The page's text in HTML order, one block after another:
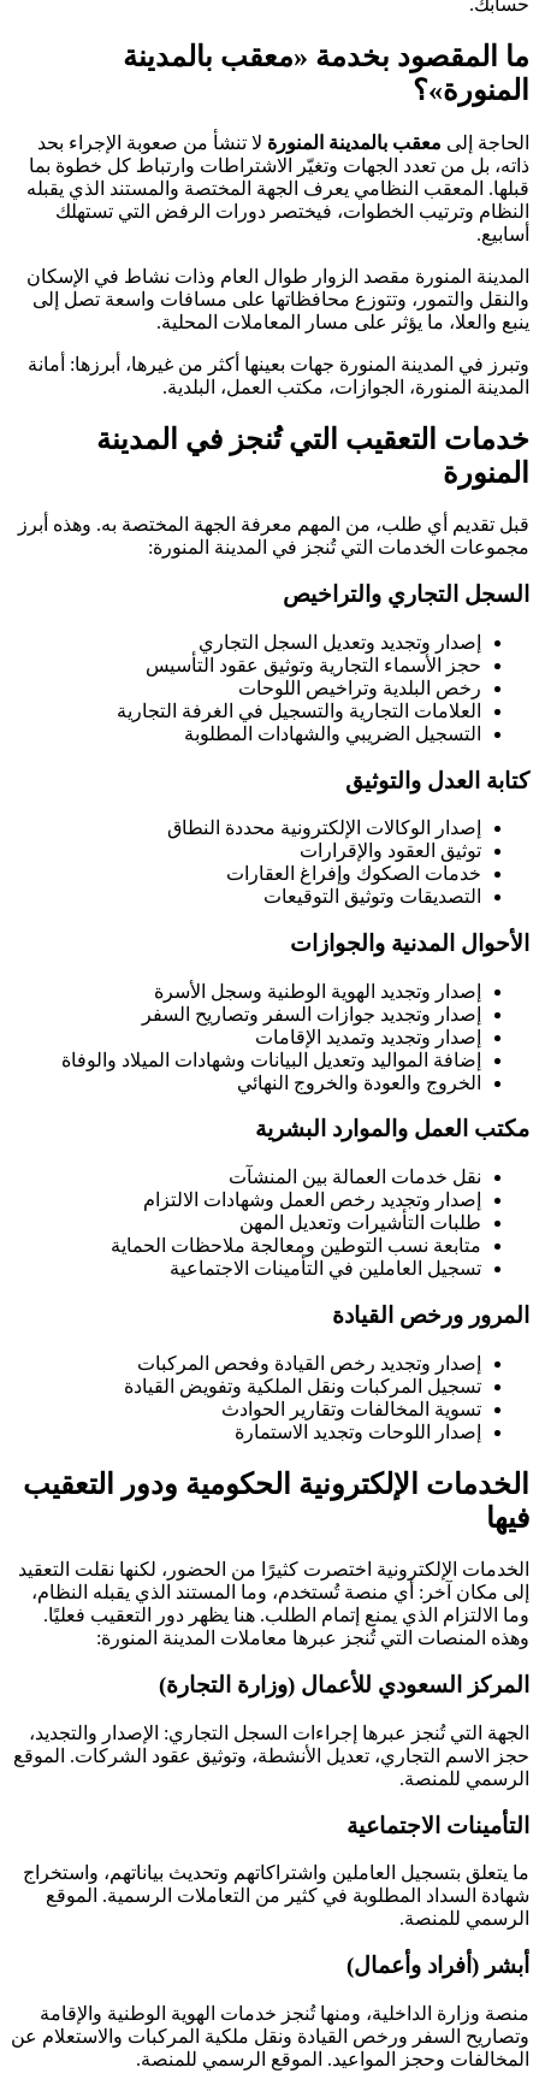
ما المقصود بخدمة «معقب بالمدينة
المنورة»؟
الحاجة إلى معقب بالمدينة المنورة لا تنشأ من صعوبة الإجراء بحد
ذاته، بل من تعدد الجهات وتغيّر الاشتراطات وارتباط كل خطوة بما
قبلها. المعقب النظامي يعرف الجهة المختصة والمستند الذي يقبله
النظام وترتيب الخطوات، فيختصر دورات الرفض التي تستهلك
أسابيع.
المدينة المنورة مقصد الزوار طوال العام وذات نشاط في الإسكان
والنقل والتمور، وتتوزع محافظاتها على مسافات واسعة تصل إلى
ينبع والعلا، ما يؤثر على مسار المعاملات المحلية.
وتبرز في المدينة المنورة جهات بعينها أكثر من غيرها، أبرزها: أمانة
المدينة المنورة، الجوازات، مكتب العمل، البلدية.
خدمات التعقيب التي تُنجز في المدينة
المنورة
قبل تقديم أي طلب، من المهم معرفة الجهة المختصة به. وهذه أبرز
مجموعات الخدمات التي تُنجز في المدينة المنورة:
السجل التجاري والتراخيص
إصدار وتجديد وتعديل السجل التجاري
حجز الأسماء التجارية وتوثيق عقود التأسيس
رخص البلدية وتراخيص اللوحات
العلامات التجارية والتسجيل في الغرفة التجارية
التسجيل الضريبي والشهادات المطلوبة
كتابة العدل والتوثيق
إصدار الوكالات الإلكترونية محددة النطاق
توثيق العقود والإقرارات
خدمات الصكوك وإفراغ العقارات
التصديقات وتوثيق التوقيعات
الأحوال المدنية والجوازات
إصدار وتجديد الهوية الوطنية وسجل الأسرة
إصدار وتجديد جوازات السفر وتصاريح السفر
إصدار وتجديد وتمديد الإقامات
إضافة المواليد وتعديل البيانات وشهادات الميلاد والوفاة
الخروج والعودة والخروج النهائي
مكتب العمل والموارد البشرية
نقل خدمات العمالة بين المنشآت
إصدار وتجديد رخص العمل وشهادات الالتزام
طلبات التأشيرات وتعديل المهن
متابعة نسب التوطين ومعالجة ملاحظات الحماية
تسجيل العاملين في التأمينات الاجتماعية
المرور ورخص القيادة
إصدار وتجديد رخص القيادة وفحص المركبات
تسجيل المركبات ونقل الملكية وتفويض القيادة
تسوية المخالفات وتقارير الحوادث
إصدار اللوحات وتجديد الاستمارة
الخدمات الإلكترونية الحكومية ودور التعقيب
فيها
الخدمات الإلكترونية اختصرت كثيرًا من الحضور، لكنها نقلت التعقيد
إلى مكان آخر: أي منصة تُستخدم، وما المستند الذي يقبله النظام،
وما الالتزام الذي يمنع إتمام الطلب. هنا يظهر دور التعقيب فعليًا.
وهذه المنصات التي تُنجز عبرها معاملات المدينة المنورة:
المركز السعودي للأعمال (وزارة التجارة)
الجهة التي تُنجز عبرها إجراءات السجل التجاري: الإصدار والتجديد،
حجز الاسم التجاري، تعديل الأنشطة، وتوثيق عقود الشركات. الموقع
الرسمي للمنصة.
التأمينات الاجتماعية
ما يتعلق بتسجيل العاملين واشتراكاتهم وتحديث بياناتهم، واستخراج
شهادة السداد المطلوبة في كثير من التعاملات الرسمية. الموقع
الرسمي للمنصة.
أبشر (أفراد وأعمال)
منصة وزارة الداخلية، ومنها تُنجز خدمات الهوية الوطنية والإقامة
وتصاريح السفر ورخص القيادة ونقل ملكية المركبات والاستعلام عن
المخالفات وحجز المواعيد. الموقع الرسمي للمنصة.